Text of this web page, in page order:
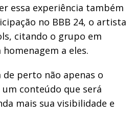
essa experiência também
no BBB 24, o artista
citando o grupo em
a eles.
perto não apenas o
conteúdo que será
mais sua visibilidade e